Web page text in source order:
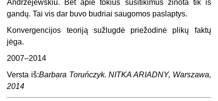
Andrzejewskiu. Bet apie tokius susitikimus žinota tik iš
gandų. Tai vis dar buvo budriai saugomos paslaptys.
Konvergencijos teoriją sužlugdė priežodinė plikų faktų
jėga.
2007–2014
Versta iš:Barbara Toruńczyk. NITKA ARIADNY, Warszawa,
2014